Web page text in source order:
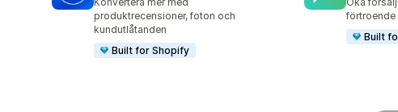
produktrecensioner, foton och
kundutlåtanden
Built for Shopify
förtroende
Built